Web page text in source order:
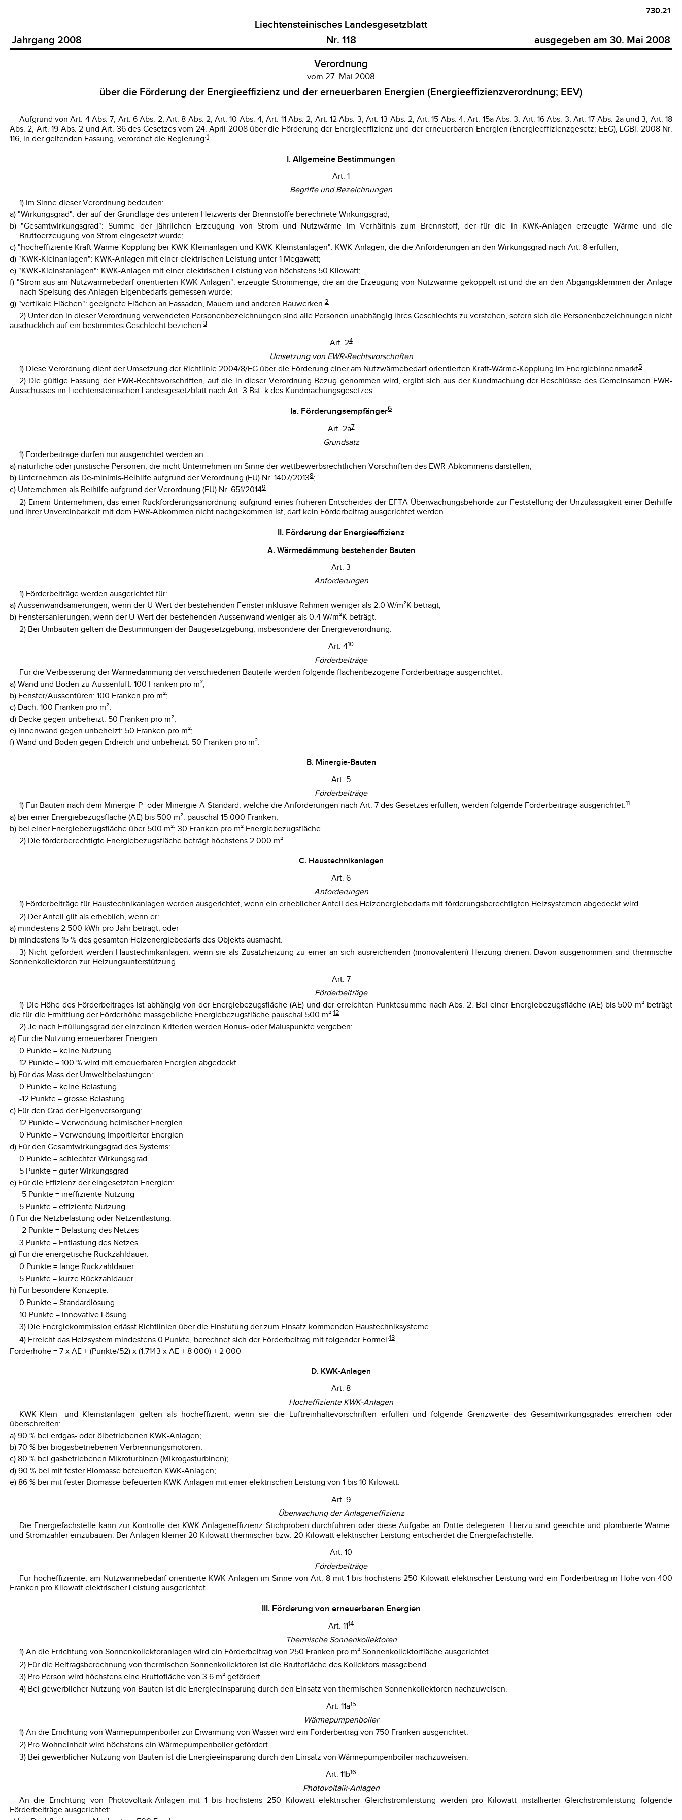
730.21
Liechtensteinisches Landesgesetzblatt
Jahrgang 2008
Nr. 118
ausgegeben am 30. Mai 2008
Verordnung
vom 27. Mai 2008
über die Förderung der Energieeffizienz und der erneuerbaren Energien (Energieeffizienzverordnung; EEV)
Aufgrund von Art. 4 Abs. 7, Art. 6 Abs. 2, Art. 8 Abs. 2, Art. 10 Abs. 4, Art. 11 Abs. 2, Art. 12 Abs. 3, Art. 13 Abs. 2, Art. 15 Abs. 4, Art. 15a Abs. 3, Art. 16 Abs. 3, Art. 17 Abs. 2a und 3, Art. 18
Abs. 2, Art. 19 Abs. 2 und Art. 36 des Gesetzes vom 24. April 2008 über die Förderung der Energieeffizienz und der erneuerbaren Energien (Energieeffizienzgesetz; EEG), LGBl. 2008 Nr.
116, in der geltenden Fassung, verordnet die Regierung:1
I. Allgemeine Bestimmungen
Art. 1
Begriffe und Bezeichnungen
1) Im Sinne dieser Verordnung bedeuten:
a) "Wirkungsgrad": der auf der Grundlage des unteren Heizwerts der Brennstoffe berechnete Wirkungsgrad;
b) "Gesamtwirkungsgrad": Summe der jährlichen Erzeugung von Strom und Nutzwärme im Verhältnis zum Brennstoff, der für die in KWK-Anlagen erzeugte Wärme und die
Bruttoerzeugung von Strom eingesetzt wurde;
c) "hocheffiziente Kraft-Wärme-Kopplung bei KWK-Kleinanlagen und KWK-Kleinstanlagen": KWK-Anlagen, die die Anforderungen an den Wirkungsgrad nach Art. 8 erfüllen;
d) "KWK-Kleinanlagen": KWK-Anlagen mit einer elektrischen Leistung unter 1 Megawatt;
e) "KWK-Kleinstanlagen": KWK-Anlagen mit einer elektrischen Leistung von höchstens 50 Kilowatt;
f) "Strom aus am Nutzwärmebedarf orientierten KWK-Anlagen": erzeugte Strommenge, die an die Erzeugung von Nutzwärme gekoppelt ist und die an den Abgangsklemmen der Anlage
nach Speisung des Anlagen-Eigenbedarfs gemessen wurde;
g) "vertikale Flächen": geeignete Flächen an Fassaden, Mauern und anderen Bauwerken.2
2) Unter den in dieser Verordnung verwendeten Personenbezeichnungen sind alle Personen unabhängig ihres Geschlechts zu verstehen, sofern sich die Personenbezeichnungen nicht
ausdrücklich auf ein bestimmtes Geschlecht beziehen.3
Art. 24
Umsetzung von EWR-Rechtsvorschriften
1) Diese Verordnung dient der Umsetzung der Richtlinie 2004/8/EG über die Förderung einer am Nutzwärmebedarf orientierten Kraft-Wärme-Kopplung im Energiebinnenmarkt5.
2) Die gültige Fassung der EWR-Rechtsvorschriften, auf die in dieser Verordnung Bezug genommen wird, ergibt sich aus der Kundmachung der Beschlüsse des Gemeinsamen EWR-
Ausschusses im Liechtensteinischen Landesgesetzblatt nach Art. 3 Bst. k des Kundmachungsgesetzes.
Ia. Förderungsempfänger6
Art. 2a7
Grundsatz
1) Förderbeiträge dürfen nur ausgerichtet werden an:
a) natürliche oder juristische Personen, die nicht Unternehmen im Sinne der wettbewerbsrechtlichen Vorschriften des EWR-Abkommens darstellen;
b) Unternehmen als De-minimis-Beihilfe aufgrund der Verordnung (EU) Nr. 1407/20138;
c) Unternehmen als Beihilfe aufgrund der Verordnung (EU) Nr. 651/20149.
2) Einem Unternehmen, das einer Rückforderungsanordnung aufgrund eines früheren Entscheides der EFTA-Überwachungsbehörde zur Feststellung der Unzulässigkeit einer Beihilfe
und ihrer Unvereinbarkeit mit dem EWR-Abkommen nicht nachgekommen ist, darf kein Förderbeitrag ausgerichtet werden.
II. Förderung der Energieeffizienz
A. Wärmedämmung bestehender Bauten
Art. 3
Anforderungen
1) Förderbeiträge werden ausgerichtet für:
a) Aussenwandsanierungen, wenn der U-Wert der bestehenden Fenster inklusive Rahmen weniger als 2.0 W/m²K beträgt;
b) Fenstersanierungen, wenn der U-Wert der bestehenden Aussenwand weniger als 0.4 W/m²K beträgt.
2) Bei Umbauten gelten die Bestimmungen der Baugesetzgebung, insbesondere der Energieverordnung.
Art. 410
Förderbeiträge
Für die Verbesserung der Wärmedämmung der verschiedenen Bauteile werden folgende flächenbezogene Förderbeiträge ausgerichtet:
a) Wand und Boden zu Aussenluft: 100 Franken pro m²;
b) Fenster/Aussentüren: 100 Franken pro m²;
c) Dach: 100 Franken pro m²;
d) Decke gegen unbeheizt: 50 Franken pro m²;
e) Innenwand gegen unbeheizt: 50 Franken pro m²;
f) Wand und Boden gegen Erdreich und unbeheizt: 50 Franken pro m².
B. Minergie-Bauten
Art. 5
Förderbeiträge
1) Für Bauten nach dem Minergie-P- oder Minergie-A-Standard, welche die Anforderungen nach Art. 7 des Gesetzes erfüllen, werden folgende Förderbeiträge ausgerichtet:11
a) bei einer Energiebezugsfläche (AE) bis 500 m²: pauschal 15 000 Franken;
b) bei einer Energiebezugsfläche über 500 m²: 30 Franken pro m² Energiebezugsfläche.
2) Die förderberechtigte Energiebezugsfläche beträgt höchstens 2 000 m².
C. Haustechnikanlagen
Art. 6
Anforderungen
1) Förderbeiträge für Haustechnikanlagen werden ausgerichtet, wenn ein erheblicher Anteil des Heizenergiebedarfs mit förderungsberechtigten Heizsystemen abgedeckt wird.
2) Der Anteil gilt als erheblich, wenn er:
a) mindestens 2 500 kWh pro Jahr beträgt; oder
b) mindestens 15 % des gesamten Heizenergiebedarfs des Objekts ausmacht.
3) Nicht gefördert werden Haustechnikanlagen, wenn sie als Zusatzheizung zu einer an sich ausreichenden (monovalenten) Heizung dienen. Davon ausgenommen sind thermische
Sonnenkollektoren zur Heizungsunterstützung.
Art. 7
Förderbeiträge
1) Die Höhe des Förderbeitrages ist abhängig von der Energiebezugsfläche (AE) und der erreichten Punktesumme nach Abs. 2. Bei einer Energiebezugsfläche (AE) bis 500 m² beträgt
die für die Ermittlung der Förderhöhe massgebliche Energiebezugsfläche pauschal 500 m².12
2) Je nach Erfüllungsgrad der einzelnen Kriterien werden Bonus- oder Maluspunkte vergeben:
a) Für die Nutzung erneuerbarer Energien:
0 Punkte = keine Nutzung
12 Punkte = 100 % wird mit erneuerbaren Energien abgedeckt
b) Für das Mass der Umweltbelastungen:
0 Punkte = keine Belastung
-12 Punkte = grosse Belastung
c) Für den Grad der Eigenversorgung:
12 Punkte = Verwendung heimischer Energien
0 Punkte = Verwendung importierter Energien
d) Für den Gesamtwirkungsgrad des Systems:
0 Punkte = schlechter Wirkungsgrad
5 Punkte = guter Wirkungsgrad
e) Für die Effizienz der eingesetzten Energien:
-5 Punkte = ineffiziente Nutzung
5 Punkte = effiziente Nutzung
f) Für die Netzbelastung oder Netzentlastung:
-2 Punkte = Belastung des Netzes
3 Punkte = Entlastung des Netzes
g) Für die energetische Rückzahldauer:
0 Punkte = lange Rückzahldauer
5 Punkte = kurze Rückzahldauer
h) Für besondere Konzepte:
0 Punkte = Standardlösung
10 Punkte = innovative Lösung
3) Die Energiekommission erlässt Richtlinien über die Einstufung der zum Einsatz kommenden Haustechniksysteme.
4) Erreicht das Heizsystem mindestens 0 Punkte, berechnet sich der Förderbeitrag mit folgender Formel:13
Förderhöhe = 7 x AE + (Punkte/52) x (1.7143 x AE + 8 000) + 2 000
D. KWK-Anlagen
Art. 8
Hocheffiziente KWK-Anlagen
KWK-Klein- und Kleinstanlagen gelten als hocheffizient, wenn sie die Luftreinhaltevorschriften erfüllen und folgende Grenzwerte des Gesamtwirkungsgrades erreichen oder
überschreiten:
a) 90 % bei erdgas- oder ölbetriebenen KWK-Anlagen;
b) 70 % bei biogasbetriebenen Verbrennungsmotoren;
c) 80 % bei gasbetriebenen Mikroturbinen (Mikrogasturbinen);
d) 90 % bei mit fester Biomasse befeuerten KWK-Anlagen;
e) 86 % bei mit fester Biomasse befeuerten KWK-Anlagen mit einer elektrischen Leistung von 1 bis 10 Kilowatt.
Art. 9
Überwachung der Anlageneffizienz
Die Energiefachstelle kann zur Kontrolle der KWK-Anlageneffizienz Stichproben durchführen oder diese Aufgabe an Dritte delegieren. Hierzu sind geeichte und plombierte Wärme-
und Stromzähler einzubauen. Bei Anlagen kleiner 20 Kilowatt thermischer bzw. 20 Kilowatt elektrischer Leistung entscheidet die Energiefachstelle.
Art. 10
Förderbeiträge
Für hocheffiziente, am Nutzwärmebedarf orientierte KWK-Anlagen im Sinne von Art. 8 mit 1 bis höchstens 250 Kilowatt elektrischer Leistung wird ein Förderbeitrag in Höhe von 400
Franken pro Kilowatt elektrischer Leistung ausgerichtet.
III. Förderung von erneuerbaren Energien
Art. 1114
Thermische Sonnenkollektoren
1) An die Errichtung von Sonnenkollektoranlagen wird ein Förderbeitrag von 250 Franken pro m² Sonnenkollektorfläche ausgerichtet.
2) Für die Beitragsberechnung von thermischen Sonnenkollektoren ist die Bruttofläche des Kollektors massgebend.
3) Pro Person wird höchstens eine Bruttofläche von 3.6 m² gefördert.
4) Bei gewerblicher Nutzung von Bauten ist die Energieeinsparung durch den Einsatz von thermischen Sonnenkollektoren nachzuweisen.
Art. 11a15
Wärmepumpenboiler
1) An die Errichtung von Wärmepumpenboiler zur Erwärmung von Wasser wird ein Förderbeitrag von 750 Franken ausgerichtet.
2) Pro Wohneinheit wird höchstens ein Wärmepumpenboiler gefördert.
3) Bei gewerblicher Nutzung von Bauten ist die Energieeinsparung durch den Einsatz von Wärmepumpenboiler nachzuweisen.
Art. 11b16
Photovoltaik-Anlagen
An die Errichtung von Photovoltaik-Anlagen mit 1 bis höchstens 250 Kilowatt elektrischer Gleichstromleistung werden pro Kilowatt installierter Gleichstromleistung folgende
Förderbeiträge ausgerichtet: